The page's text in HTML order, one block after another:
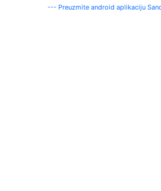
--- Preuzmite android aplikaciju